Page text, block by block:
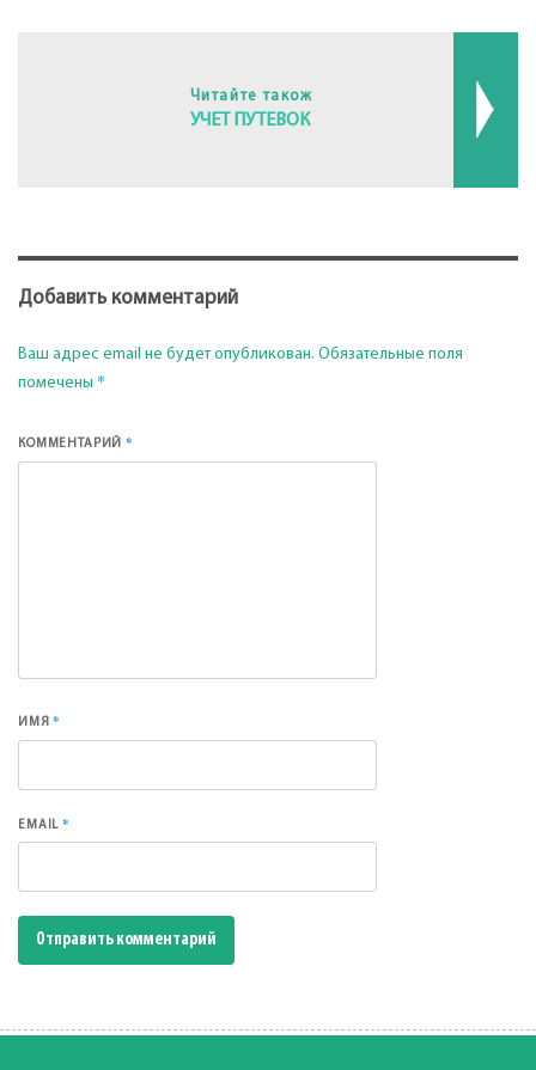
Читайте також
УЧЕТ ПУТЕВОК
Добавить комментарий
Ваш адрес email не будет опубликован. Обязательные поля
помечены *
КОММЕНТАРИЙ*
ИМЯ*
EMAIL*